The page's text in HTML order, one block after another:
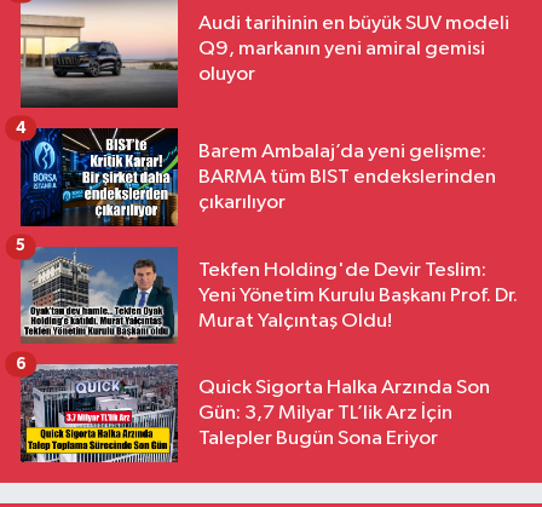
Audi tarihinin en büyük SUV modeli
Q9, markanın yeni amiral gemisi
oluyor
Barem Ambalaj’da yeni gelişme:
BARMA tüm BIST endekslerinden
çıkarılıyor
4
Tekfen Holding'de Devir Teslim:
Yeni Yönetim Kurulu Başkanı Prof. Dr.
Murat Yalçıntaş Oldu!
5
Quick Sigorta Halka Arzında Son
Gün: 3,7 Milyar TL’lik Arz İçin
Talepler Bugün Sona Eriyor
6